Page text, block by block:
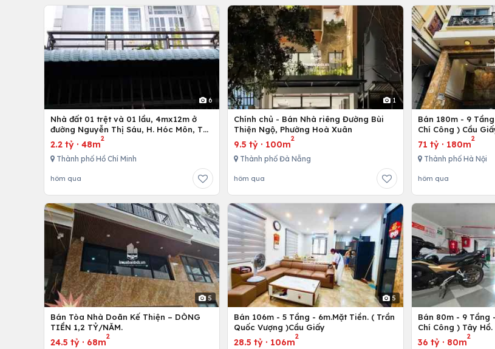
6
Nhà đất 01 trệt và 01 lầu, 4mx12m ở
đường Nguyễn Thị Sáu, H. Hóc Môn, Tp.
Hồ Chí Minh
2.2 tỷ · 48m
2
Thành phố Hồ Chí Minh
hôm qua
1
Chính chủ - Bán Nhà riêng Đường Bùi
Thiện Ngộ, Phường Hoà Xuân
9.5 tỷ · 100m
2
Thành phố Đà Nẵng
hôm qua
Bán 180m - 9
Chí Công ) Cầu
71 tỷ· 180m
2
Thành phố Hà Nội
hôm qua
5
Bán Tòa Nhà Doãn Kế Thiện – DÒNG
TIỀN 1,2 TỶ/NĂM.
24.5 tỷ · 68m
2
5
Bán 106m - 5 Tầng - 6m.Mặt Tiền. ( Trần
Quốc Vượng )Cầu Giấy
28.5 tỷ · 106m
2
Bán 80m - 9 Tầng
Chí Công ) Tây
36 tỷ· 80m
2